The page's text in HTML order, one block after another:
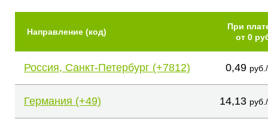
Направление (код)
При
от 0
Россия, Санкт-Петербург (+7812) 0,49
Германия (+49) 14,13